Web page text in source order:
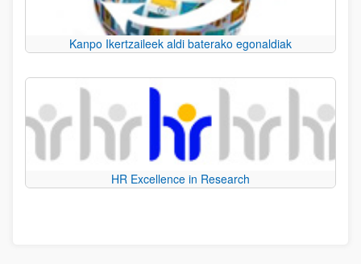
Kanpo Ikertzaileek aldi baterako egonaldiak
HR Excellence in Research